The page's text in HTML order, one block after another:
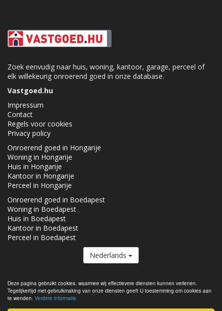
Deze pagina gebruikt cookies, waarmee wij effectievere diensten kunnen verlenen.
Tegelijkertijd met gebruikmaking van onze diensten geeft U toestemming om cookies aan
te wenden. Verdere informatie
Zoek eenvudig naar huis, woning, kantoor, garage, perceel of
elk willekeurig onroerend goed in onze database.
Vastgoed.hu
Impressum
Contact
Regels voor cookies
Privacy policy
Onroerend goed in Hongarije
Woning in Hongarije
Huis in Hongarije
Kantoor in Hongarije
Perceel in Hongarije
Onroerend goed in Boedapest
Woning in Boedapest
Huis in Boedapest
Kantoor in Boedapest
Perceel in Boedapest
Nederlands
De Vastgoed.hu lid van deReal Estate Group.
Onroerende goederen te koop in Hongarije - Vastgoed.hu © 2026 Alle
rechten voorbehouden